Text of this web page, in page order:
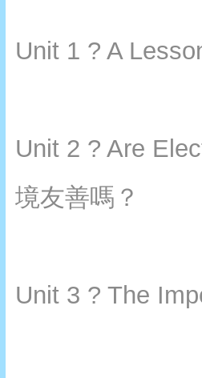
Unit 1 ? A
Unit 2 ? Are
境友善嗎？
Unit 3 ? The